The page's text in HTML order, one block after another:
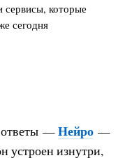
сервисы, которые
сегодня
ответы —Нейро—
устроен изнутри,